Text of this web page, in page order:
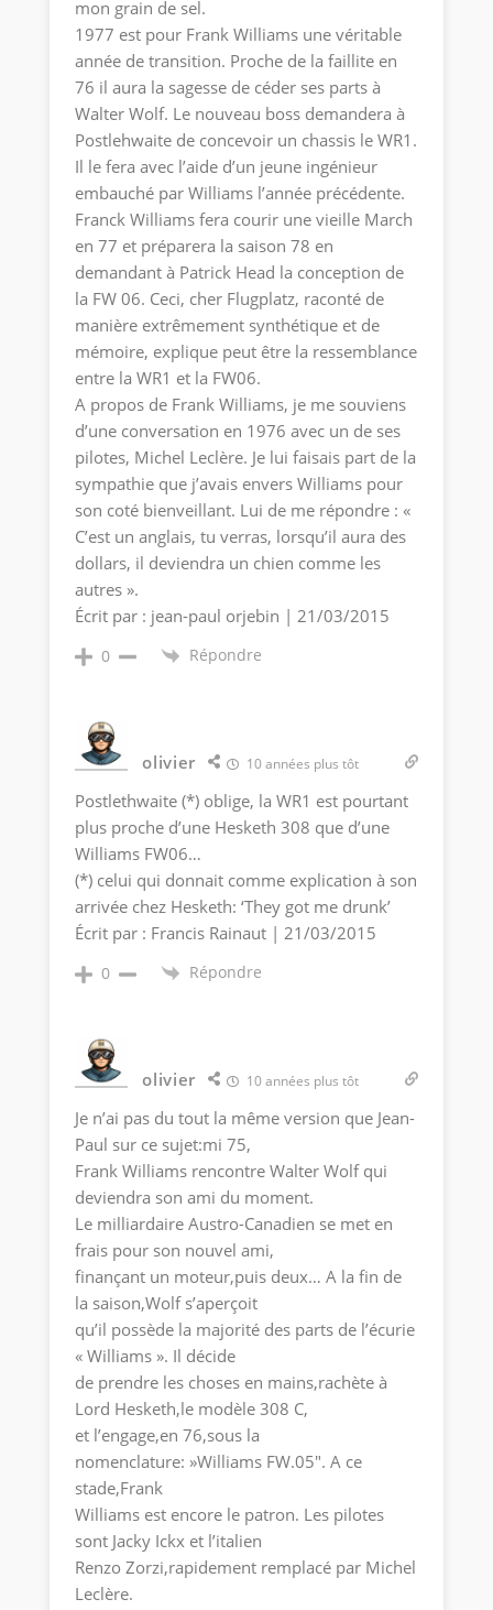
mon grain de sel.
1977 est pour Frank Williams une véritable
année de transition. Proche de la faillite en
76 il aura la sagesse de céder ses parts à
Walter Wolf. Le nouveau boss demandera à
Postlehwaite de concevoir un chassis le WR1.
Il le fera avec l’aide d’un jeune ingénieur
embauché par Williams l’année précédente.
Franck Williams fera courir une vieille March
en 77 et préparera la saison 78 en
demandant à Patrick Head la conception de
la FW 06. Ceci, cher Flugplatz, raconté de
manière extrêmement synthétique et de
mémoire, explique peut être la ressemblance
entre la WR1 et la FW06.
A propos de Frank Williams, je me souviens
d’une conversation en 1976 avec un de ses
pilotes, Michel Leclère. Je lui faisais part de la
sympathie que j’avais envers Williams pour
son coté bienveillant. Lui de me répondre : «
C’est un anglais, tu verras, lorsqu’il aura des
dollars, il deviendra un chien comme les
autres ».
Écrit par : jean-paul orjebin | 21/03/2015
0 Répondre
olivier 10 années plus tôt
Postlethwaite (*) oblige, la WR1 est pourtant
plus proche d’une Hesketh 308 que d’une
Williams FW06…
(*) celui qui donnait comme explication à son
arrivée chez Hesketh: ‘They got me drunk’
Écrit par : Francis Rainaut | 21/03/2015
0 Répondre
olivier 10 années plus tôt
Je n’ai pas du tout la même version que Jean-
Paul sur ce sujet:mi 75,
Frank Williams rencontre Walter Wolf qui
deviendra son ami du moment.
Le milliardaire Austro-Canadien se met en
frais pour son nouvel ami,
finançant un moteur,puis deux… A la fin de
la saison,Wolf s’aperçoit
qu’il possède la majorité des parts de l’écurie
« Williams ». Il décide
de prendre les choses en mains,rachète à
Lord Hesketh,le modèle 308 C,
et l’engage,en 76,sous la
nomenclature: »Williams FW.05″. A ce
stade,Frank
Williams est encore le patron. Les pilotes
sont Jacky Ickx et l’italien
Renzo Zorzi,rapidement remplacé par Michel
Leclère.